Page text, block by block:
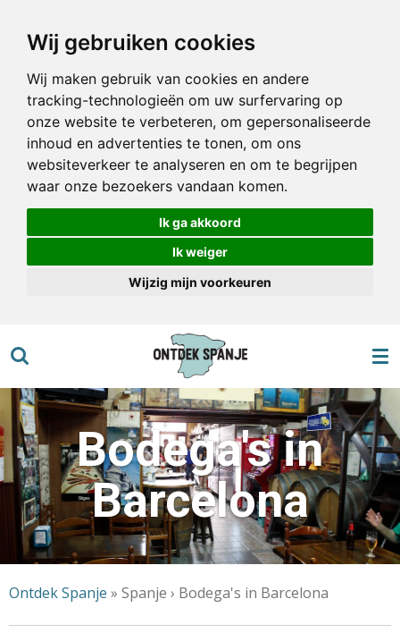
Wij gebruiken cookies
Wij maken gebruik van cookies en andere
tracking-technologieën om uw surfervaring op
onze website te verbeteren, om gepersonaliseerde
inhoud en advertenties te tonen, om ons
websiteverkeer te analyseren en om te begrijpen
waar onze bezoekers vandaan komen.
Ik ga akkoord
Ik weiger
Wijzig mijn voorkeuren
direct
hoofdinhoud
Bodega's in
Barcelona
Ontdek Spanje » Spanje › Bodega's in Barcelona